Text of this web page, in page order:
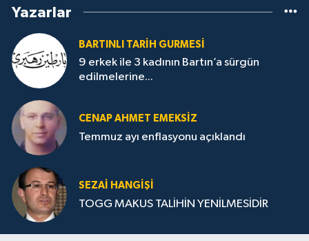
Yazarlar
BARTINLI TARIH GURMESI
9 erkek ile 3 kadının Bartın’a sürgün
edilmelerine...
CENAP AHMET EMEKSİZ
Temmuz ayı enflasyonu açıklandı
SEZAI HANGİŞİ
TOGG MAKUS TALİHİN YENİLMESİDİR